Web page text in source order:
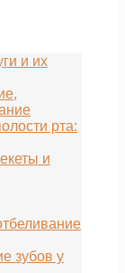
и их
рта:
и
зубов у